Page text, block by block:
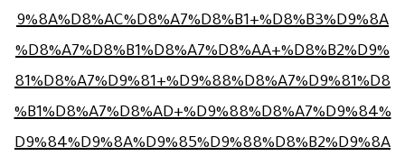
9%8A%D8%AC%D8%A7%D8%B1+%D8%B3%D9%8A
%D8%A7%D8%B1%D8%A7%D8%AA+%D8%B2%D9%
81%D8%A7%D9%81+%D9%88%D8%A7%D9%81%D8
%B1%D8%A7%D8%AD+%D9%88%D8%A7%D9%84%
D9%84%D9%8A%D9%85%D9%88%D8%B2%D9%8A